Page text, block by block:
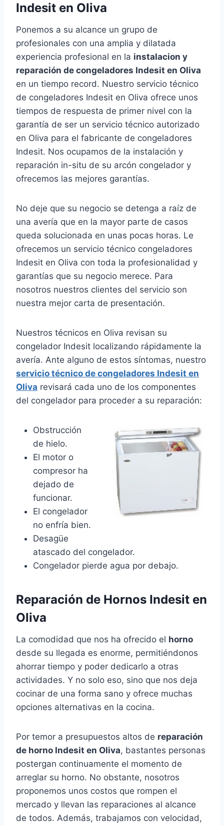
Indesit en Oliva
Ponemos a su alcance un grupo de
profesionales con una amplia y dilatada
experiencia profesional en la instalacion y
reparación de congeladores Indesit en Oliva
en un tiempo record. Nuestro servicio técnico
de congeladores Indesit en Oliva ofrece unos
tiempos de respuesta de primer nivel con la
garantía de ser un servicio técnico autorizado
en Oliva para el fabricante de congeladores
Indesit. Nos ocupamos de la instalación y
reparación in-situ de su arcón congelador y
ofrecemos las mejores garantías.
No deje que su negocio se detenga a raíz de
una avería que en la mayor parte de casos
queda solucionada en unas pocas horas. Le
ofrecemos un servicio técnico congeladores
Indesit en Oliva con toda la profesionalidad y
garantías que su negocio merece. Para
nosotros nuestros clientes del servicio son
nuestra mejor carta de presentación.
Nuestros técnicos en Oliva revisan su
congelador Indesit localizando rápidamente la
avería. Ante alguno de estos síntomas, nuestro
servicio técnico de congeladores Indesit en
Oliva revisará cada uno de los componentes
del congelador para proceder a su reparación:
Obstrucción
de hielo.
El motor o
compresor ha
dejado de
funcionar.
El congelador
no enfría bien.
Desagüe
atascado del congelador.
Congelador pierde agua por debajo.
Reparación de Hornos Indesit en
Oliva
La comodidad que nos ha ofrecido el horno
desde su llegada es enorme, permitiéndonos
ahorrar tiempo y poder dedicarlo a otras
actividades. Y no solo eso, sino que nos deja
cocinar de una forma sano y ofrece muchas
opciones alternativas en la cocina.
Por temor a presupuestos altos de reparación
de horno Indesit en Oliva, bastantes personas
postergan continuamente el momento de
arreglar su horno. No obstante, nosotros
proponemos unos costos que rompen el
mercado y llevan las reparaciones al alcance
de todos. Además, trabajamos con velocidad,